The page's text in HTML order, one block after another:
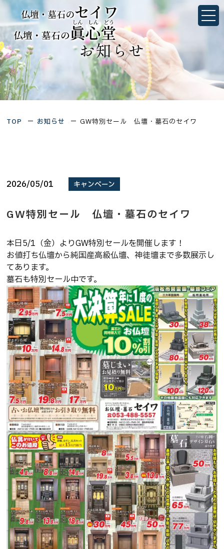
GW特別セール 仏壇・墓石のセイワ｜墓石・仏壇の
ことなら静岡県浜松市・愛知県豊橋市にあるセイワ
／眞心堂
静岡県浜松市中央区佐鳴台1丁目4-27
愛知県豊橋市三ノ輪町字本興寺1-10
会社概要
安心のお墓じまい・修繕リフォーム
お墓に文字を刻む大切な想い
遺品整理
ご先祖さまを想う仏壇・仏具
神さまをお迎えする神壇と神具
施工事例
お知らせ
ブログ
よくある質問
お問い合わせ
TOP お知らせ GW特別セール 仏壇・墓石のセイワ
2026/05/01 キャンペーン
GW特別セール 仏壇・墓石のセイワ
本日5/1（金）よりGW特別セールを開催します！
お値打ち仏壇から純国産高級仏壇、神徒壇まで多数展示し
てあります。
墓石も特別セール中です。